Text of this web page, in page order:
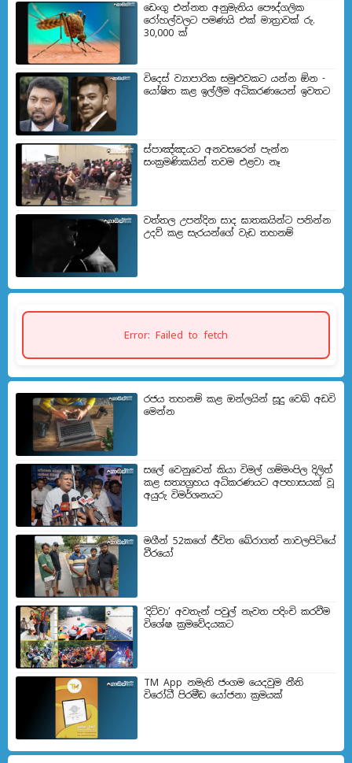
ඩෙංගු එන්නත අනුමැතිය පෞද්ගලික
රෝහල්වලට පමණයි එක් මාත්‍රාවක් රු.
30,000 ක්
විදෙස් ව්‍යාපාරික සමුළුවකට යන්න ඕන -
යෝෂිත කළ ඉල්ලීම අධිකරණයෙන් ඉවතට
ස්පාඤ්ඤයට අනවසරෙන් පැන්න
සංක්‍රමණිකයින් තවම එළවා නෑ
වත්තල උපන්දින සාද ඝාතකයින්ට පනින්න
උදව් කළ සැරයන්ගේ වැඩ තහනම්
Error: Failed to fetch
රජය තහනම් කළ ඔන්ලයින් සූදු වෙබ් අඩවි
මෙන්න
සලේ වෙනුවෙන් කියා විමල් ගම්මංපිල දිලිත්
කළ සත්‍යග්‍රහය අධිකරණයට අපහාසයක් වූ
අයුරු විමර්ශනයට
මගීන් 52කගේ ජීවිත බේරා­ගත් නාව­ල­පි­ටියේ
වීරයෝ
‘දිට්වා’ අවතැන් පවුල් නැවත පදිංචි කරවීම
විශේෂ ක්‍රමවේදයකට
TM App නමැති ජංගම යෙදවුම නීති
විරෝධී පිරමීඩ යෝජනා ක්‍රමයක්